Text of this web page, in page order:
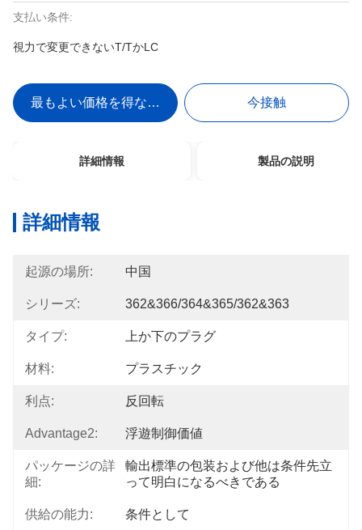
支払い条件:
視力で変更できないT/TかLC
最もよい価格を得なさい 今接触
詳細情報 製品の説明
詳細情報
起源の場所: 中国
シリーズ: 362&366/364&365/362&363
タイプ: 上か下のプラグ
材料: プラスチック
利点: 反回転
Advantage2: 浮遊制御価値
パッケージの詳
細:
輸出標準の包装および他は条件先立
って明白になるべきである
供給の能力: 条件として